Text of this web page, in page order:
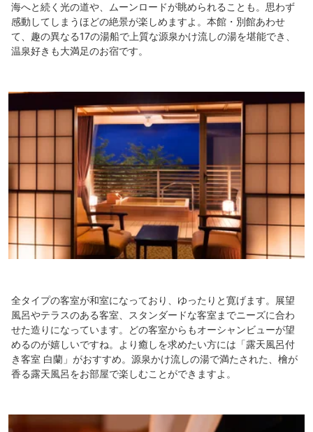
海へと続く光の道や、ムーンロードが眺められることも。思わず
感動してしまうほどの絶景が楽しめますよ。本館・別館あわせ
て、趣の異なる17の湯船で上質な源泉かけ流しの湯を堪能でき、
温泉好きも大満足のお宿です。
全タイプの客室が和室になっており、ゆったりと寛げます。展望
風呂やテラスのある客室、スタンダードな客室までニーズに合わ
せた造りになっています。どの客室からもオーシャンビューが望
めるのが嬉しいですね。より癒しを求めたい方には「露天風呂付
き客室 白蘭」がおすすめ。源泉かけ流しの湯で満たされた、檜が
香る露天風呂をお部屋で楽しむことができますよ。